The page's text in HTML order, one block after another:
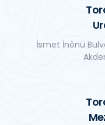
İsmet İnönü